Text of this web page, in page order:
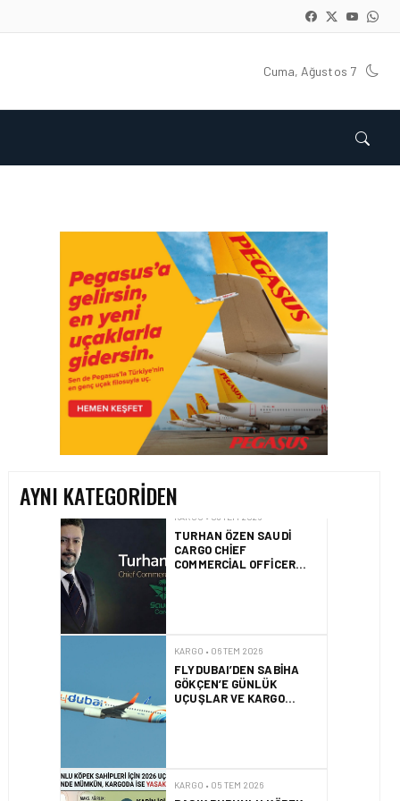
Cuma, Ağustos 7
AYNI KATEGORIDEN
KARGO • 05 AĞU 2026
KARGO GELIRLERINDEKI
‘LÜK BÜYÜMENIN TEMEL
SEBEPLERI NELERDIR?
KARGO • 26 TEM 2026
HONG KONG VE ÇIN’DEN
AVRUPA’YA HAVA
KARGODA SERT DÜŞÜŞ
KARGO • 08 TEM 2026
TURHAN ÖZEN SAUDI
CARGO CHIEF
COMMERCIAL OFFICER
KARGO • 06 TEM 2026
FLYDUBAI’DEN SABIHA
GÖKÇEN’E GÜNLÜK
UÇUŞLAR VE KARGO
KARGO • 05 TEM 2026